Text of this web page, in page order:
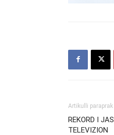
Artikulli paraprak
REKORD I
TELEVIZION